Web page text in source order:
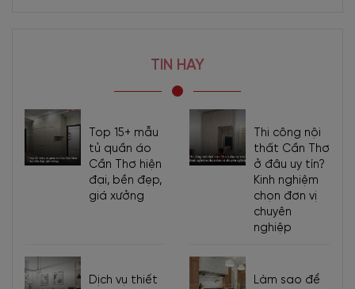
TIN HAY
Top 15+ mẫu
tủ quần áo
Cần Thơ hiện
đại, bền đẹp,
giá xưởng
Thi công nội
thất Cần Thơ
ở đâu uy tín?
Kinh nghiệm
chọn đơn vị
chuyên
nghiệp
Dịch vụ thiết
Làm sao để